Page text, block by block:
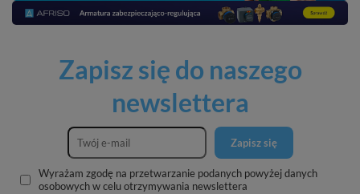
Zapisz się do naszego
newslettera
Zapisz się
Wyrażam zgodę na przetwarzanie podanych powyżej danych
osobowych w celu otrzymywania newslettera